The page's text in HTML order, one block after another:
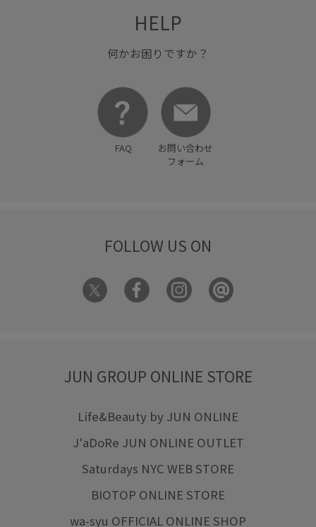
HELP
何かお困りですか？
FAQ
お問い合わせ
フォーム
FOLLOW US ON
JUN GROUP ONLINE STORE
Life&Beauty by JUN ONLINE
J'aDoRe JUN ONLINE OUTLET
Saturdays NYC WEB STORE
BIOTOP ONLINE STORE
wa-syu OFFICIAL ONLINE SHOP